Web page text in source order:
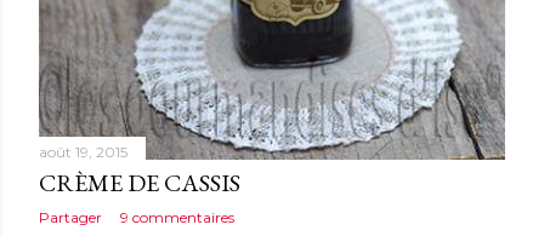
août 19, 2015
CRÈME DE CASSIS
Partager 9 commentaires